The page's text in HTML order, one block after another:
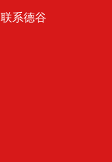
联系德谷